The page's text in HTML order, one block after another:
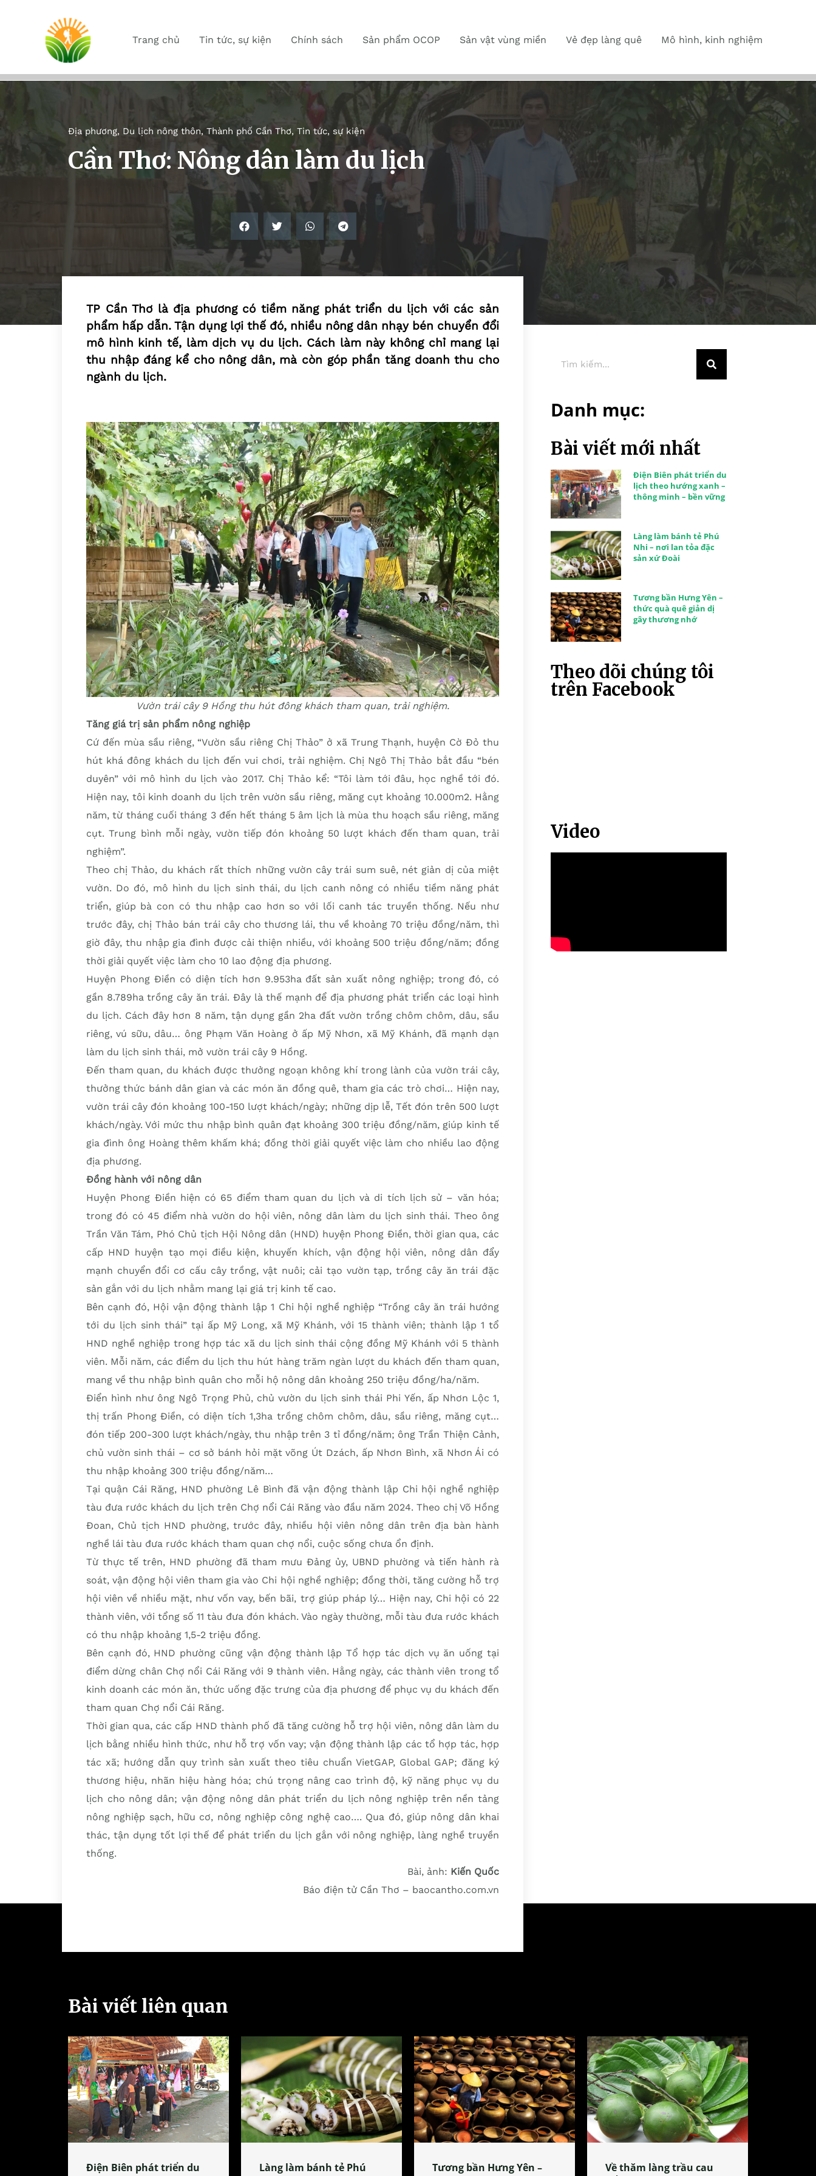
Trang chủ Tin tức, sự kiện Chính sách Sản phẩm OCOP Sản vật vùng miền Vẻ đẹp làng quê Mô hình, kinh nghiệm
Địa phương, Du lịch nông thôn, Thành phố Cần Thơ, Tin tức, sự kiện
Cần Thơ: Nông dân làm du lịch
TP Cần Thơ là địa phương có tiềm năng phát triển du lịch với các sản
phẩm hấp dẫn. Tận dụng lợi thế đó, nhiều nông dân nhạy bén chuyển đổi
mô hình kinh tế, làm dịch vụ du lịch. Cách làm này không chỉ mang lại
thu nhập đáng kể cho nông dân, mà còn góp phần tăng doanh thu cho
ngành du lịch.
Vườn trái cây 9 Hồng thu hút đông khách tham quan, trải nghiệm.
Tăng giá trị sản phẩm nông nghiệp
Cứ đến mùa sầu riêng, “Vườn sầu riêng Chị Thảo” ở xã Trung Thạnh, huyện Cờ Ðỏ thu
hút khá đông khách du lịch đến vui chơi, trải nghiệm. Chị Ngô Thị Thảo bắt đầu “bén
duyên” với mô hình du lịch vào 2017. Chị Thảo kể: “Tôi làm tới đâu, học nghề tới đó.
Hiện nay, tôi kinh doanh du lịch trên vườn sầu riêng, măng cụt khoảng 10.000m2. Hằng
năm, từ tháng cuối tháng 3 đến hết tháng 5 âm lịch là mùa thu hoạch sầu riêng, măng
cụt. Trung bình mỗi ngày, vườn tiếp đón khoảng 50 lượt khách đến tham quan, trải
nghiệm”.
Theo chị Thảo, du khách rất thích những vườn cây trái sum suê, nét giản dị của miệt
vườn. Do đó, mô hình du lịch sinh thái, du lịch canh nông có nhiều tiềm năng phát
triển, giúp bà con có thu nhập cao hơn so với lối canh tác truyền thống. Nếu như
trước đây, chị Thảo bán trái cây cho thương lái, thu về khoảng 70 triệu đồng/năm, thì
giờ đây, thu nhập gia đình được cải thiện nhiều, với khoảng 500 triệu đồng/năm; đồng
thời giải quyết việc làm cho 10 lao động địa phương.
Huyện Phong Ðiền có diện tích hơn 9.953ha đất sản xuất nông nghiệp; trong đó, có
gần 8.789ha trồng cây ăn trái. Ðây là thế mạnh để địa phương phát triển các loại hình
du lịch. Cách đây hơn 8 năm, tận dụng gần 2ha đất vườn trồng chôm chôm, dâu, sầu
riêng, vú sữu, dâu… ông Phạm Văn Hoàng ở ấp Mỹ Nhơn, xã Mỹ Khánh, đã mạnh dạn
làm du lịch sinh thái, mở vườn trái cây 9 Hồng.
Ðến tham quan, du khách được thưởng ngoạn không khí trong lành của vườn trái cây,
thưởng thức bánh dân gian và các món ăn đồng quê, tham gia các trò chơi… Hiện nay,
vườn trái cây đón khoảng 100-150 lượt khách/ngày; những dịp lễ, Tết đón trên 500 lượt
khách/ngày. Với mức thu nhập bình quân đạt khoảng 300 triệu đồng/năm, giúp kinh tế
gia đình ông Hoàng thêm khấm khá; đồng thời giải quyết việc làm cho nhiều lao động
địa phương.
Đồng hành với nông dân
Huyện Phong Ðiền hiện có 65 điểm tham quan du lịch và di tích lịch sử – văn hóa;
trong đó có 45 điểm nhà vườn do hội viên, nông dân làm du lịch sinh thái. Theo ông
Trần Văn Tám, Phó Chủ tịch Hội Nông dân (HND) huyện Phong Ðiền, thời gian qua, các
cấp HND huyện tạo mọi điều kiện, khuyến khích, vận động hội viên, nông dân đẩy
mạnh chuyển đổi cơ cấu cây trồng, vật nuôi; cải tạo vườn tạp, trồng cây ăn trái đặc
sản gắn với du lịch nhằm mang lại giá trị kinh tế cao.
Bên cạnh đó, Hội vận động thành lập 1 Chi hội nghề nghiệp “Trồng cây ăn trái hướng
tới du lịch sinh thái” tại ấp Mỹ Long, xã Mỹ Khánh, với 15 thành viên; thành lập 1 tổ
HND nghề nghiệp trong hợp tác xã du lịch sinh thái cộng đồng Mỹ Khánh với 5 thành
viên. Mỗi năm, các điểm du lịch thu hút hàng trăm ngàn lượt du khách đến tham quan,
mang về thu nhập bình quân cho mỗi hộ nông dân khoảng 250 triệu đồng/ha/năm.
Ðiển hình như ông Ngô Trọng Phủ, chủ vườn du lịch sinh thái Phi Yến, ấp Nhơn Lộc 1,
thị trấn Phong Ðiền, có diện tích 1,3ha trồng chôm chôm, dâu, sầu riêng, măng cụt…
đón tiếp 200-300 lượt khách/ngày, thu nhập trên 3 tỉ đồng/năm; ông Trần Thiện Cảnh,
chủ vườn sinh thái – cơ sở bánh hỏi mặt võng Út Dzách, ấp Nhơn Bình, xã Nhơn Ái có
thu nhập khoảng 300 triệu đồng/năm…
Tại quận Cái Răng, HND phường Lê Bình đã vận động thành lập Chi hội nghề nghiệp
tàu đưa rước khách du lịch trên Chợ nổi Cái Răng vào đầu năm 2024. Theo chị Võ Hồng
Ðoan, Chủ tịch HND phường, trước đây, nhiều hội viên nông dân trên địa bàn hành
nghề lái tàu đưa rước khách tham quan chợ nổi, cuộc sống chưa ổn định.
Từ thực tế trên, HND phường đã tham mưu Ðảng ủy, UBND phường và tiến hành rà
soát, vận động hội viên tham gia vào Chi hội nghề nghiệp; đồng thời, tăng cường hỗ trợ
hội viên về nhiều mặt, như vốn vay, bến bãi, trợ giúp pháp lý… Hiện nay, Chi hội có 22
thành viên, với tổng số 11 tàu đưa đón khách. Vào ngày thường, mỗi tàu đưa rước khách
có thu nhập khoảng 1,5-2 triệu đồng.
Bên cạnh đó, HND phường cũng vận động thành lập Tổ hợp tác dịch vụ ăn uống tại
điểm dừng chân Chợ nổi Cái Răng với 9 thành viên. Hằng ngày, các thành viên trong tổ
kinh doanh các món ăn, thức uống đặc trưng của địa phương để phục vụ du khách đến
tham quan Chợ nổi Cái Răng.
Thời gian qua, các cấp HND thành phố đã tăng cường hỗ trợ hội viên, nông dân làm du
lịch bằng nhiều hình thức, như hỗ trợ vốn vay; vận động thành lập các tổ hợp tác, hợp
tác xã; hướng dẫn quy trình sản xuất theo tiêu chuẩn VietGAP, Global GAP; đăng ký
thương hiệu, nhãn hiệu hàng hóa; chú trọng nâng cao trình độ, kỹ năng phục vụ du
lịch cho nông dân; vận động nông dân phát triển du lịch nông nghiệp trên nền tảng
nông nghiệp sạch, hữu cơ, nông nghiệp công nghệ cao…. Qua đó, giúp nông dân khai
thác, tận dụng tốt lợi thế để phát triển du lịch gắn với nông nghiệp, làng nghề truyền
thống.
Bài, ảnh: Kiến Quốc
Báo điện tử Cần Thơ – baocantho.com.vn
Danh mục:
Bài viết mới nhất
Điện Biên phát triển du
lịch theo hướng xanh –
thông minh – bền vững
Làng làm bánh tẻ Phú
Nhi – nơi lan tỏa đặc
sản xứ Đoài
Tương bần Hưng Yên –
thức quà quê giản dị
gây thương nhớ
Theo dõi chúng tôi
trên Facebook
Video
Bài viết liên quan
Điện Biên phát triển du
Làng làm bánh tẻ Phú
Tương bần Hưng Yên –
Về thăm làng trầu cau